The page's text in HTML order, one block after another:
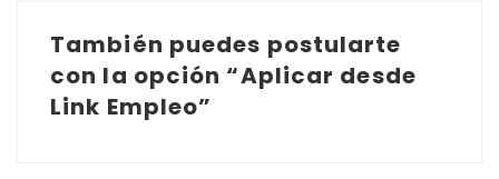
También puedes postularte
con la opción “Aplicar desde
Link Empleo”